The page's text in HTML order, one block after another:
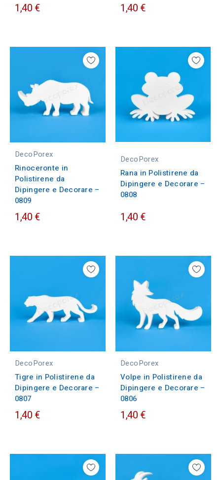
1,40 € 1,40 €
DecoPorex
Rinoceronte in
Polistirene da
Dipingere e Decorare –
0809
1,40 €
DecoPorex
Rana in Polistirene da
Dipingere e Decorare –
0808
1,40 €
DecoPorex
Tigre in Polistirene da
Dipingere e Decorare –
0807
1,40 €
DecoPorex
Volpe in Polistirene da
Dipingere e Decorare –
0806
1,40 €